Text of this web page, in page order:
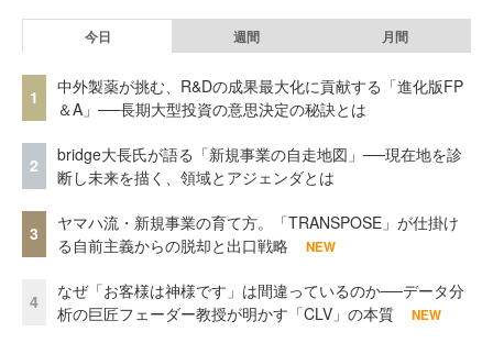
今日 週間 月間
1
中外製薬が挑む、R&Dの成果最大化に貢献する「進化版FP
＆A」──長期大型投資の意思決定の秘訣とは
2
bridge大長氏が語る「新規事業の自走地図」──現在地を診
断し未来を描く、領域とアジェンダとは
3
ヤマハ流・新規事業の育て方。「TRANSPOSE」が仕掛け
る自前主義からの脱却と出口戦略
NEW
4
なぜ「お客様は神様です」は間違っているのか──データ分
析の巨匠フェーダー教授が明かす「CLV」の本質
NEW